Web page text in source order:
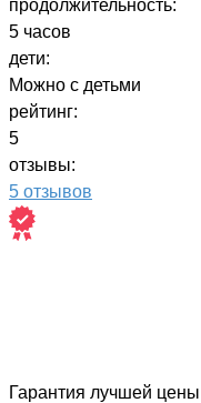
продолжительность:
5 часов
дети:
Можно с детьми
рейтинг:
5
отзывы:
5 отзывов
Гарантия лучшей цены